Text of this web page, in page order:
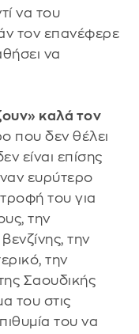
να του
τον επανέφερε
να
καλά τον
που δεν θέλει
είναι επίσης
ευρύτερο
του για
την
την
την
Σαουδικής
του στις
του να